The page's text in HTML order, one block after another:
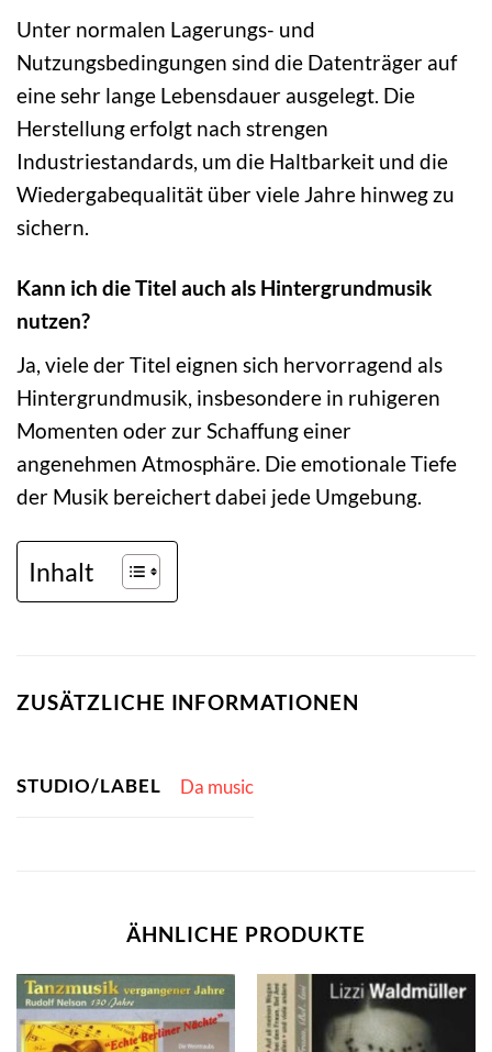
Unter normalen Lagerungs- und
Nutzungsbedingungen sind die Datenträger auf
eine sehr lange Lebensdauer ausgelegt. Die
Herstellung erfolgt nach strengen
Industriestandards, um die Haltbarkeit und die
Wiedergabequalität über viele Jahre hinweg zu
sichern.
Kann ich die Titel auch als Hintergrundmusik
nutzen?
Ja, viele der Titel eignen sich hervorragend als
Hintergrundmusik, insbesondere in ruhigeren
Momenten oder zur Schaffung einer
angenehmen Atmosphäre. Die emotionale Tiefe
der Musik bereichert dabei jede Umgebung.
Inhalt
ZUSÄTZLICHE INFORMATIONEN
STUDIO/LABEL Da music
ÄHNLICHE PRODUKTE